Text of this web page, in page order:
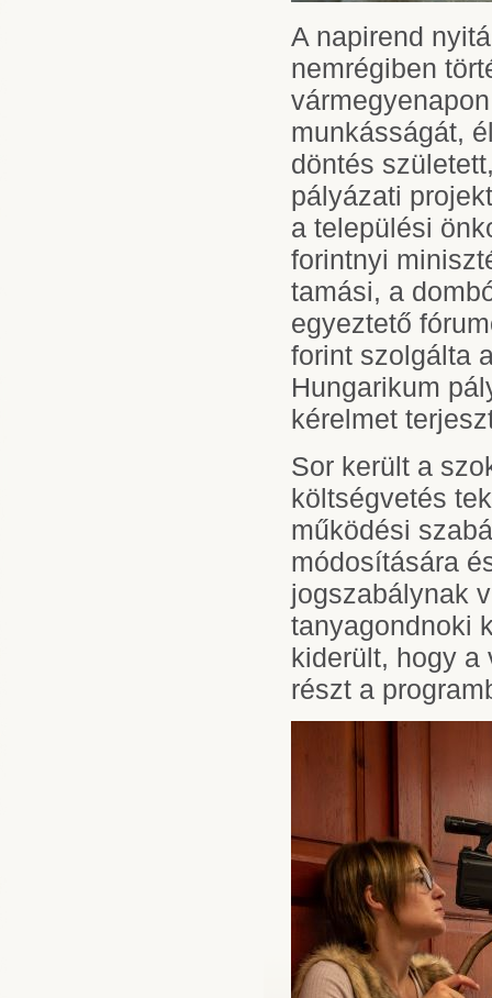
A napirend
nemrégiben
munkásságát,
döntés
pályázati
a települési
forintnyi
tamási, a
egyeztető
forint szolgálta
Hungarikum
kérelmet
Sor került a
költségvetés
működési
módosítására
jogszabálynak
tanyagondnoki
kiderült, hogy a
részt a